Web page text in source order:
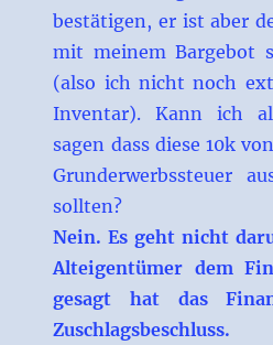
bestätigen, er ist aber
mit meinem Bargebot
(also ich nicht noch
Inventar). Kann ich
sagen dass diese 10k
Grunderwerbssteuer
sollten?
Nein. Es geht nicht
Alteigentümer dem
gesagt hat das